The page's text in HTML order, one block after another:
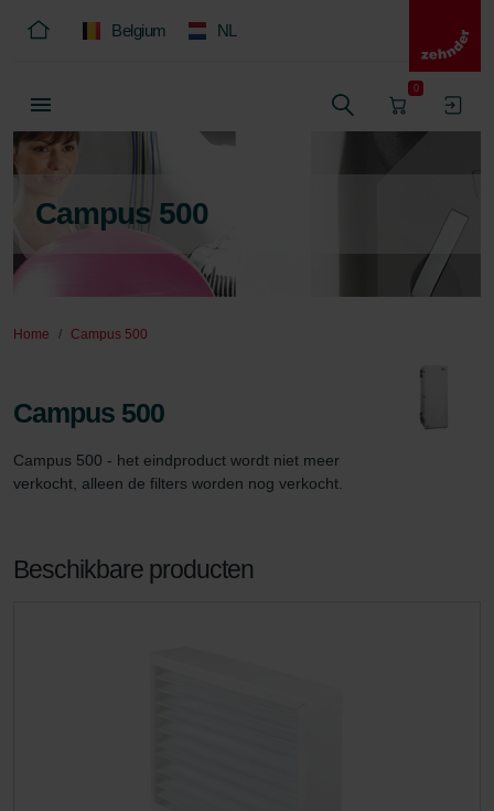
Belgium NL
0
Campus 500
Home Campus 500
Campus 500
Campus 500 - het eindproduct wordt niet meer
verkocht, alleen de filters worden nog verkocht.
Beschikbare producten